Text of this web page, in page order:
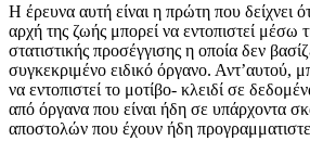
Η έρευνα αυτή είναι η πρώτη που δείχνει
αρχή της ζωής μπορεί να εντοπιστεί μέσω
στατιστικής προσέγγισης η οποία δεν
συγκεκριμένο ειδικό όργανο. Αντ’αυτού,
να εντοπιστεί το μοτίβο- κλειδί σε
από όργανα που είναι ήδη σε υπάρχοντα
αποστολών που έχουν ήδη